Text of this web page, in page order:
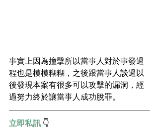
事實上因為撞擊所以當事人對於事發過
程也是模模糊糊，之後跟當事人談過以
後發現本案有很多可以攻擊的漏洞，經
過努力終於讓當事人成功脫罪。
立即私訊 👇